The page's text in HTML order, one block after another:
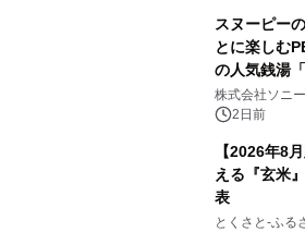
スヌーピー
とに楽しむ
の人気銭湯
ラボレーシ
ボグッズも発
株式会社ソニ
2日前
【2026年8
える『玄米
表
とくさと-ふる